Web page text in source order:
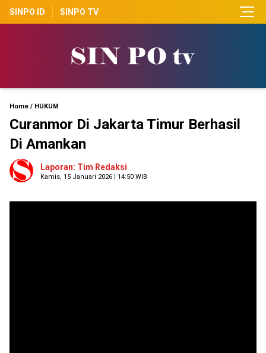
SINPO ID SINPO TV
Home / HUKUM
Curanmor Di Jakarta Timur Berhasil
Di Amankan
Laporan: Tim Redaksi
Kamis, 15 Januari 2026 | 14:50 WIB